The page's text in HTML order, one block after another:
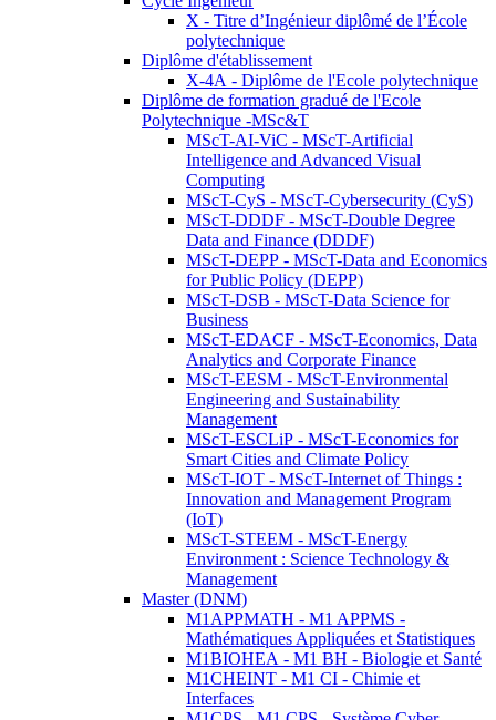
X - Titre d’Ingénieur diplômé de l’École
polytechnique
Diplôme d'établissement
X-4A - Diplôme de l'Ecole polytechnique
Diplôme de formation gradué de l'Ecole
Polytechnique -MSc&T
MScT-AI-ViC - MScT-Artificial
Intelligence and Advanced Visual
Computing
MScT-CyS - MScT-Cybersecurity (CyS)
MScT-DDDF - MScT-Double Degree
Data and Finance (DDDF)
MScT-DEPP - MScT-Data and Economics
for Public Policy (DEPP)
MScT-DSB - MScT-Data Science for
Business
MScT-EDACF - MScT-Economics, Data
Analytics and Corporate Finance
MScT-EESM - MScT-Environmental
Engineering and Sustainability
Management
MScT-ESCLiP - MScT-Economics for
Smart Cities and Climate Policy
MScT-IOT - MScT-Internet of Things :
Innovation and Management Program
(IoT)
MScT-STEEM - MScT-Energy
Environment : Science Technology &
Management
Master (DNM)
M1APPMATH - M1 APPMS -
Mathématiques Appliquées et Statistiques
M1BIOHEA - M1 BH - Biologie et Santé
M1CHEINT - M1 CI - Chimie et
Interfaces